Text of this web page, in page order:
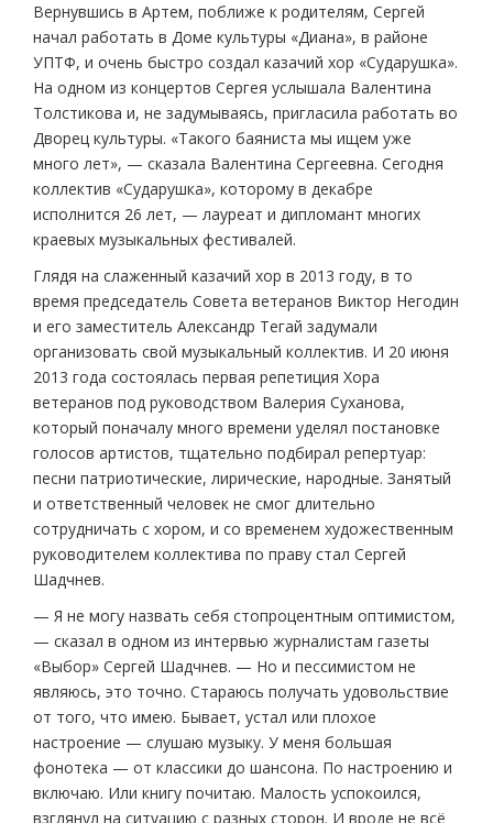
Вернувшись в Артем, поближе к родителям, Сергей
начал работать в Доме культуры «Диана», в районе
УПТФ, и очень быстро создал казачий хор «Сударушка».
На одном из концертов Сергея услышала Валентина
Толстикова и, не задумываясь, пригласила работать во
Дворец культуры. «Такого баяниста мы ищем уже
много лет», — сказала Валентина Сергеевна. Сегодня
коллектив «Сударушка», которому в декабре
исполнится 26 лет, — лауреат и дипломант многих
краевых музыкальных фестивалей.
Глядя на слаженный казачий хор в 2013 году, в то
время председатель Совета ветеранов Виктор Негодин
и его заместитель Александр Тегай задумали
организовать свой музыкальный коллектив. И 20 июня
2013 года состоялась первая репетиция Хора
ветеранов под руководством Валерия Суханова,
который поначалу много времени уделял постановке
голосов артистов, тщательно подбирал репертуар:
песни патриотические, лирические, народные. Занятый
и ответственный человек не смог длительно
сотрудничать с хором, и со временем художественным
руководителем коллектива по праву стал Сергей
Шадчнев.
— Я не могу назвать себя стопроцентным оптимистом,
— сказал в одном из интервью журналистам газеты
«Выбор» Сергей Шадчнев. — Но и пессимистом не
являюсь, это точно. Стараюсь получать удовольствие
от того, что имею. Бывает, устал или плохое
настроение — слушаю музыку. У меня большая
фонотека — от классики до шансона. По настроению и
включаю. Или книгу почитаю. Малость успокоился,
взглянул на ситуацию с разных сторон. И вроде не всё